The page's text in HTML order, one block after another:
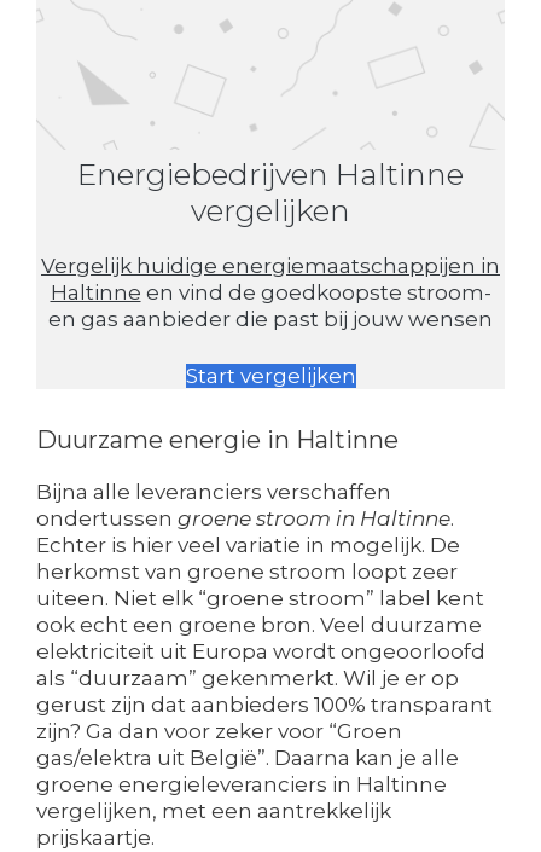
Energiebedrijven Haltinne
vergelijken
Vergelijk huidige energiemaatschappijen in
Haltinne en vind de goedkoopste stroom-
en gas aanbieder die past bij jouw wensen
Start vergelijken
Duurzame energie in Haltinne
Bijna alle leveranciers verschaffen
ondertussen groene stroom in Haltinne.
Echter is hier veel variatie in mogelijk. De
herkomst van groene stroom loopt zeer
uiteen. Niet elk “groene stroom” label kent
ook echt een groene bron. Veel duurzame
elektriciteit uit Europa wordt ongeoorloofd
als “duurzaam” gekenmerkt. Wil je er op
gerust zijn dat aanbieders 100% transparant
zijn? Ga dan voor zeker voor “Groen
gas/elektra uit België”. Daarna kan je alle
groene energieleveranciers in Haltinne
vergelijken, met een aantrekkelijk
prijskaartje.